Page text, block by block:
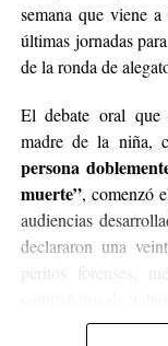
semana que viene
últimas jornadas
de la ronda de
El debate oral
madre de la niña,
persona
muerte”, comenzó
audiencias
declararon una